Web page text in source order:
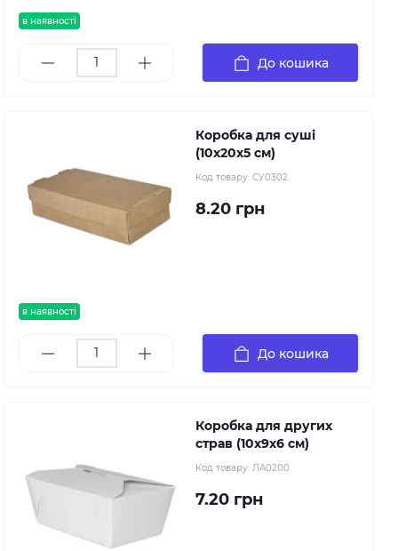
в наявності
До кошика
в наявності
Коробка для суші
(10х20х5 см)
Код товару: СУ0302
8.20 грн
До кошика
Коробка для других
страв (10х9х6 см)
Код товару: ЛА0200
7.20 грн